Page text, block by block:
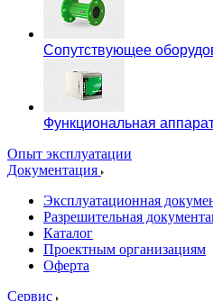
Сопутствующее
Функциональная
Опыт эксплуатации
Документация
Эксплуатационная
Разрешительная
Каталог
Проектным организациям
Оферта
Сервис